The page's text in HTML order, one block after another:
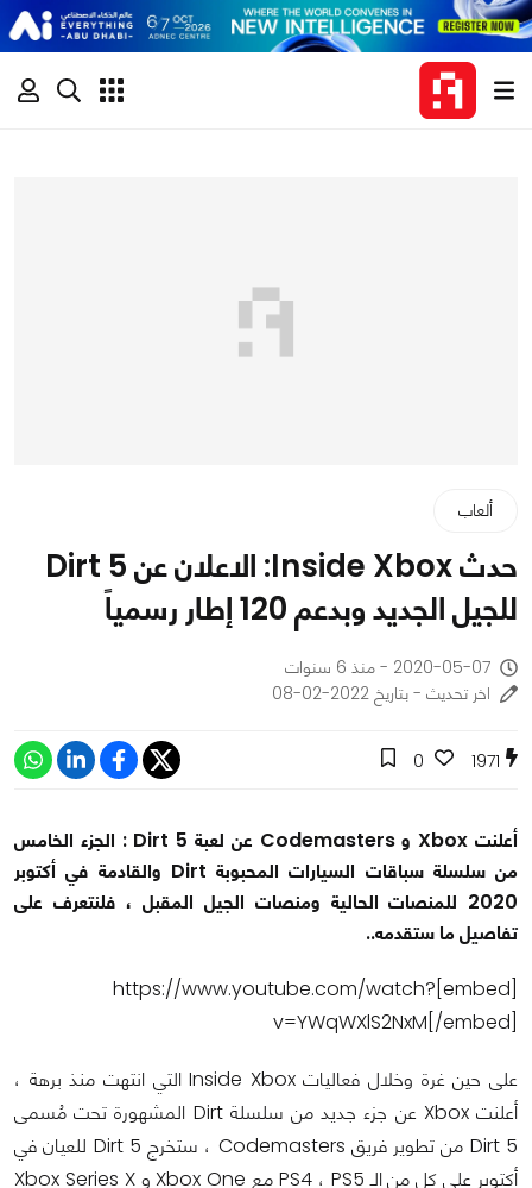
ألعاب
حدث Inside Xbox: الاعلان عن Dirt 5
للجيل الجديد وبدعم 120 إطار رسمياً
2020-05-07 - منذ 6 سنوات
اخر تحديث - بتاريخ 2022-02-08
1971
0
أعلنت Xbox و Codemasters عن لعبة Dirt 5 : الجزء الخامس
من سلسلة سباقات السيارات المحبوبة Dirt والقادمة في أكتوبر
2020 للمنصات الحالية ومنصات الجيل المقبل ، فلنتعرف على
تفاصيل ما ستقدمه..
[embed]https://www.youtube.com/watch?
v=YWqWXlS2NxM[/embed]
على حين غرة وخلال فعاليات Inside Xbox التي انتهت منذ برهة ،
أعلنت Xbox عن جزء جديد من سلسلة Dirt المشهورة تحت مُسمى
Dirt 5 من تطوير فريق Codemasters ، ستخرج Dirt 5 للعيان في
أكتوبر على كل من الـ PS4 ، PS5 مع Xbox One و Xbox Series X